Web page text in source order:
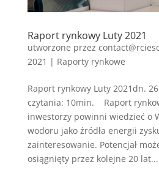
Raport rynkowy Luty 2021
utworzone przez
2021 | Raporty rynkowe
Raport rynkowy Luty 2021dn.
czytania: 10min. Raport
inwestorzy powinni wiedzieć o
wodoru jako źródła energii
zainteresowanie. Potencjał
osiągnięty przez kolejne 20